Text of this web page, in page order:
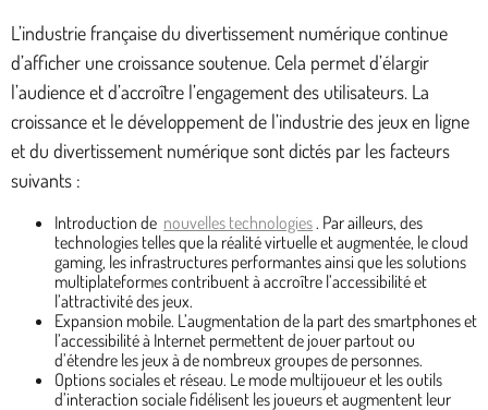
L’industrie française du divertissement numérique continue
d’afficher une croissance soutenue. Cela permet d’élargir
l’audience et d’accroître l’engagement des utilisateurs. La
croissance et le développement de l’industrie des jeux en ligne
et du divertissement numérique sont dictés par les facteurs
suivants :
Introduction de nouvelles technologies. Par ailleurs, des
technologies telles que la réalité virtuelle et augmentée, le cloud
gaming, les infrastructures performantes ainsi que les solutions
multiplateformes contribuent à accroître l’accessibilité et
l’attractivité des jeux.
Expansion mobile. L’augmentation de la part des smartphones et
l’accessibilité à Internet permettent de jouer partout ou
d’étendre les jeux à de nombreux groupes de personnes.
Options sociales et réseau. Le mode multijoueur et les outils
d’interaction sociale fidélisent les joueurs et augmentent leur